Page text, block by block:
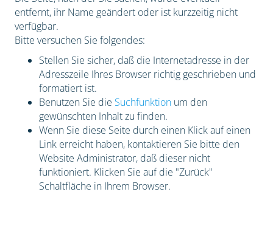
entfernt, ihr Name geändert oder ist kurzzeitig nicht
verfügbar.
Bitte versuchen Sie folgendes:
Stellen Sie sicher, daß die Internetadresse in der
Adresszeile Ihres Browser richtig geschrieben und
formatiert ist.
Benutzen Sie die Suchfunktionum den
gewünschten Inhalt zu finden.
Wenn Sie diese Seite durch einen Klick auf einen
Link erreicht haben, kontaktieren Sie bitte den
Website Administrator, daß dieser nicht
funktioniert. Klicken Sie auf die "Zurück"
Schaltfläche in Ihrem Browser.